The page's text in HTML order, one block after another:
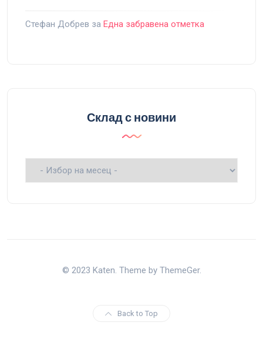
Стефан Добрев за Една забравена отметка
Склад с новини
Склад
© 2023 Katen. Theme by ThemeGer.
Back to Top